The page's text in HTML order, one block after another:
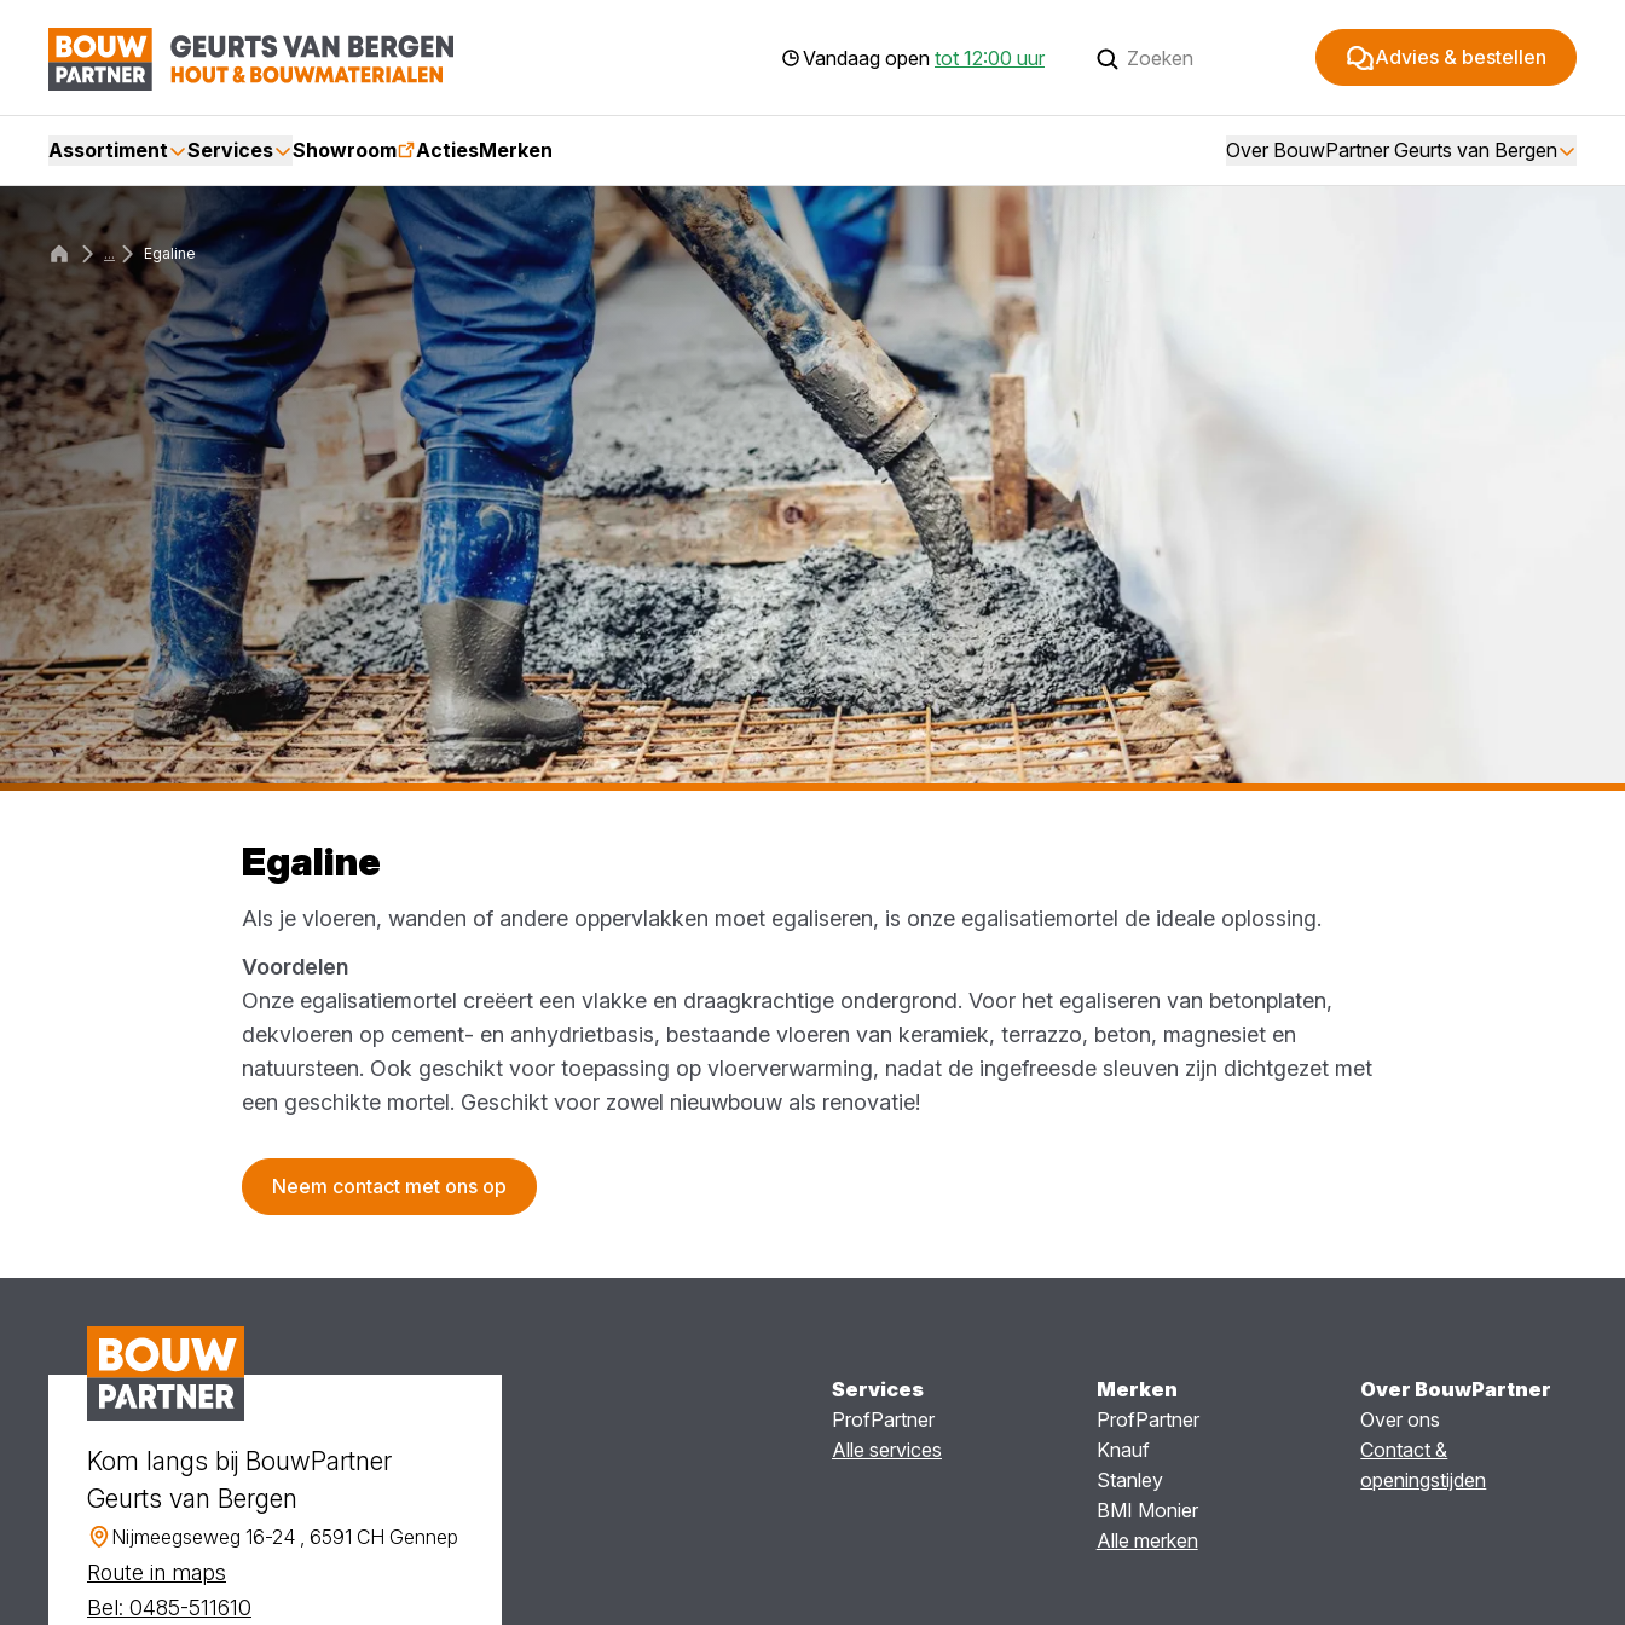
Vandaag open tot 12:00 uur Advies & bestellen
Assortiment Services Showroom ActiesMerken Over BouwPartner Geurts van Bergen
... Egaline
Egaline
Als je vloeren, wanden of andere oppervlakken moet egaliseren, is onze egalisatiemortel de ideale oplossing.
Voordelen
Onze egalisatiemortel creëert een vlakke en draagkrachtige ondergrond. Voor het egaliseren van betonplaten,
dekvloeren op cement- en anhydrietbasis, bestaande vloeren van keramiek, terrazzo, beton, magnesiet en
natuursteen. Ook geschikt voor toepassing op vloerverwarming, nadat de ingefreesde sleuven zijn dichtgezet met
een geschikte mortel. Geschikt voor zowel nieuwbouw als renovatie!
Neem contact met ons op
Kom langs bij BouwPartner
Geurts van Bergen
Nijmeegseweg 16-24 , 6591 CH Gennep
Route in maps
Bel: 0485-511610
Services
ProfPartner
Alle services
Merken
ProfPartner
Knauf
Stanley
BMI Monier
Alle merken
Over BouwPartner
Over ons
Contact &
openingstijden